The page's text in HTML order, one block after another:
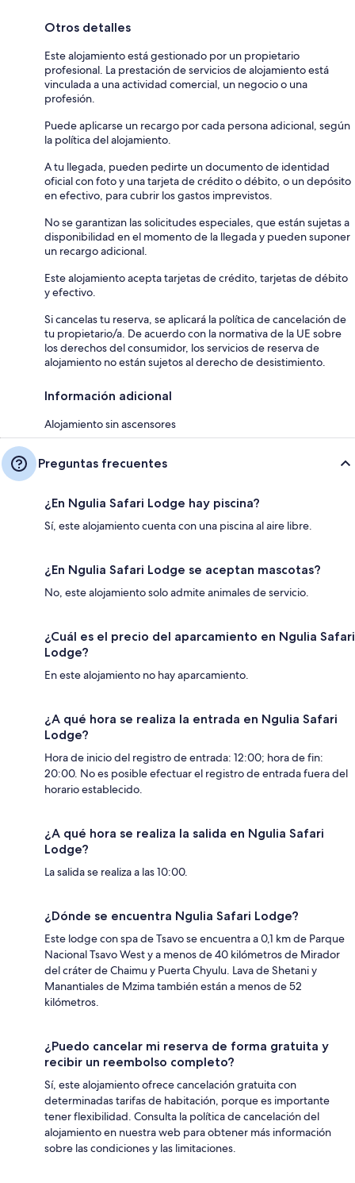
Otros detalles
Este alojamiento está gestionado por un propietario
profesional. La prestación de servicios de alojamiento está
vinculada a una actividad comercial, un negocio o una
profesión.
Puede aplicarse un recargo por cada persona adicional, según
la política del alojamiento.
A tu llegada, pueden pedirte un documento de identidad
oficial con foto y una tarjeta de crédito o débito, o un depósito
en efectivo, para cubrir los gastos imprevistos.
No se garantizan las solicitudes especiales, que están sujetas a
disponibilidad en el momento de la llegada y pueden suponer
un recargo adicional.
Este alojamiento acepta tarjetas de crédito, tarjetas de débito
y efectivo.
Si cancelas tu reserva, se aplicará la política de cancelación de
tu propietario/a. De acuerdo con la normativa de la UE sobre
los derechos del consumidor, los servicios de reserva de
alojamiento no están sujetos al derecho de desistimiento.
Información adicional
Alojamiento sin ascensores
Preguntas frecuentes
¿En Ngulia Safari Lodge hay piscina?
Sí, este alojamiento cuenta con una piscina al aire libre.
¿En Ngulia Safari Lodge se aceptan mascotas?
No, este alojamiento solo admite animales de servicio.
¿Cuál es el precio del aparcamiento en Ngulia Safari
Lodge?
En este alojamiento no hay aparcamiento.
¿A qué hora se realiza la entrada en Ngulia Safari
Lodge?
Hora de inicio del registro de entrada: 12:00; hora de fin:
20:00. No es posible efectuar el registro de entrada fuera del
horario establecido.
¿A qué hora se realiza la salida en Ngulia Safari
Lodge?
La salida se realiza a las 10:00.
¿Dónde se encuentra Ngulia Safari Lodge?
Este lodge con spa de Tsavo se encuentra a 0,1 km de Parque
Nacional Tsavo West y a menos de 40 kilómetros de Mirador
del cráter de Chaimu y Puerta Chyulu. Lava de Shetani y
Manantiales de Mzima también están a menos de 52
kilómetros.
¿Puedo cancelar mi reserva de forma gratuita y
recibir un reembolso completo?
Sí, este alojamiento ofrece cancelación gratuita con
determinadas tarifas de habitación, porque es importante
tener flexibilidad. Consulta la política de cancelación del
alojamiento en nuestra web para obtener más información
sobre las condiciones y las limitaciones.